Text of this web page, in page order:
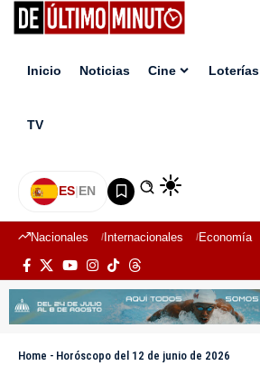
Inicio Noticias Cine Loterías
TV
ES|EN
Nacionales Internacionales Economía
Home - Horóscopo del 12 de junio de 2026